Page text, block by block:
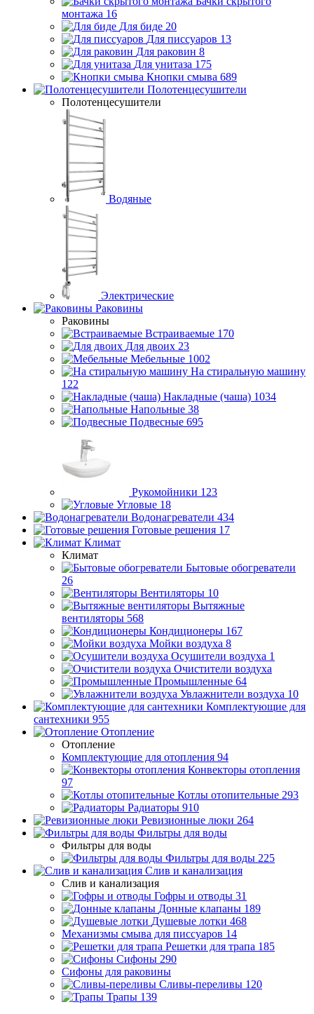
монтажа 16
Для биде 20
Для писсуаров 13
Для раковин 8
Для унитаза 175
Кнопки смыва 689
Полотенцесушители
Полотенцесушители
Водяные
Электрические
Раковины
Раковины
Встраиваемые 170
Для двоих 23
Мебельные 1002
На стиральную машину
122
Накладные (чаша) 1034
Напольные 38
Подвесные 695
Рукомойники 123
Угловые 18
Водонагреватели 434
Готовые решения 17
Климат
Климат
Бытовые обогреватели
26
Вентиляторы 10
Вытяжные
вентиляторы 568
Кондиционеры 167
Мойки воздуха 8
Осушители воздуха 1
Очистители воздуха
Промышленные 64
Увлажнители воздуха 10
Комплектующие для
сантехники 955
Отопление
Отопление
Комплектующие для отопления 94
Конвекторы отопления
97
Котлы отопительные 293
Радиаторы 910
Ревизионные люки 264
Фильтры для воды
Фильтры для воды
Фильтры для воды 225
Слив и канализация
Слив и канализация
Гофры и отводы 31
Донные клапаны 189
Душевые лотки 468
Механизмы смыва для писсуаров 14
Решетки для трапа 185
Сифоны 290
Сифоны для раковины
Сливы-переливы 120
Трапы 139